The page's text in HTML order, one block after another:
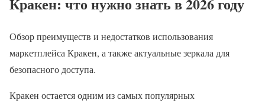
Обзор преимуществ и недостатков использования
маркетплейса Кракен, а также актуальные зеркала для
безопасного доступа.
Кракен остается одним из самых популярных